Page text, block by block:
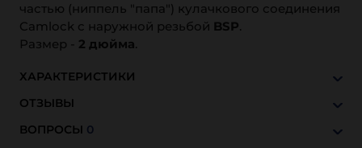
частью (ниппель "папа") кулачкового соединения
Camlock с наружной резьбой BSP.
Размер - 2 дюйма.
ХАРАКТЕРИСТИКИ
ОТЗЫВЫ
ВОПРОСЫ 0